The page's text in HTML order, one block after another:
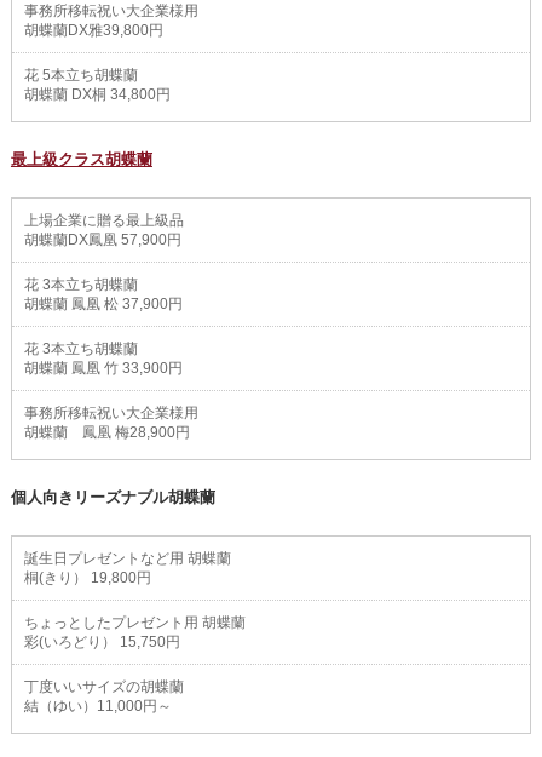
事務所移転祝い大企業様用
胡蝶蘭DX雅39,800円
花 5本立ち胡蝶蘭
胡蝶蘭 DX桐 34,800円
最上級クラス胡蝶蘭
上場企業に贈る最上級品
胡蝶蘭DX鳳凰 57,900円
花 3本立ち胡蝶蘭
胡蝶蘭 鳳凰 松 37,900円
花 3本立ち胡蝶蘭
胡蝶蘭 鳳凰 竹 33,900円
事務所移転祝い大企業様用
胡蝶蘭 鳳凰 梅28,900円
個人向きリーズナブル胡蝶蘭
誕生日プレゼントなど用 胡蝶蘭
桐(きり） 19,800円
ちょっとしたプレゼント用 胡蝶蘭
彩(いろどり） 15,750円
丁度いいサイズの胡蝶蘭
結（ゆい）11,000円～